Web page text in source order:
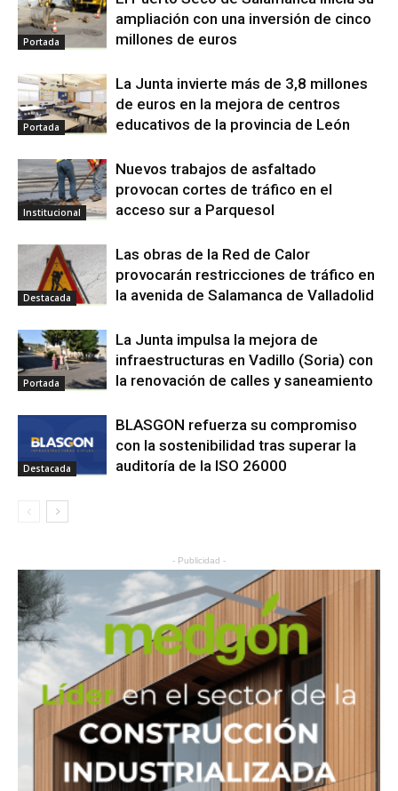
Portada
ampliación con una inversión de cinco
millones de euros
Portada
La Junta invierte más de 3,8 millones
de euros en la mejora de centros
educativos de la provincia de León
Institucional
Nuevos trabajos de asfaltado
provocan cortes de tráfico en el
acceso sur a Parquesol
Destacada
Las obras de la Red de Calor
provocarán restricciones de tráfico en
la avenida de Salamanca de Valladolid
Portada
La Junta impulsa la mejora de
infraestructuras en Vadillo (Soria) con
la renovación de calles y saneamiento
Destacada
BLASGON refuerza su compromiso
con la sostenibilidad tras superar la
auditoría de la ISO 26000
- Publicidad -